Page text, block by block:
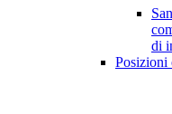
di
Posizioni